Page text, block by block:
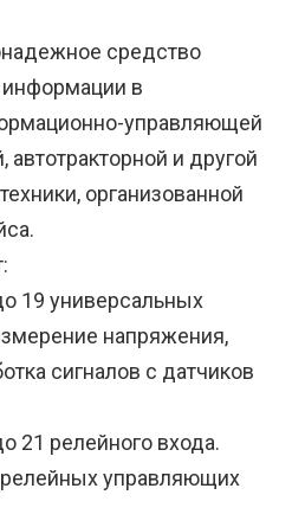
средство
в
управляющей
и другой
организованной
19 универсальных
напряжения,
сигналов с датчиков
21 релейного входа.
управляющих